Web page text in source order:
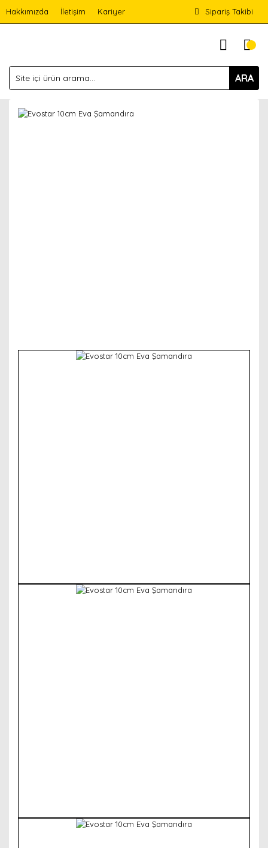
Hakkımızda İletişim Kariyer Sipariş Takibi
ARA